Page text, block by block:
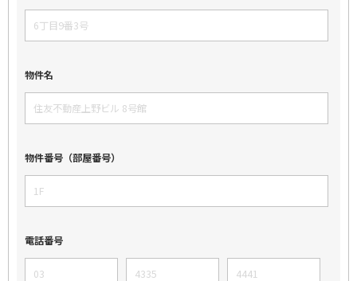
物件名
物件番号（部屋番号）
電話番号